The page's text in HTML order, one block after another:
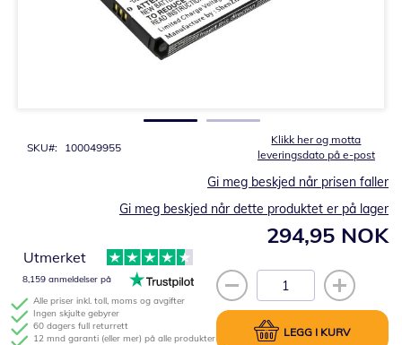
Klikk her og motta
leveringsdato på e-post
SKU 100049955
294,95 NOK
Gi meg beskjed når prisen faller
Gi meg beskjed når dette produktet er på lager
LEGG I KURV
Alle priser inkl. toll, moms og avgifter
Ingen skjulte gebyrer
60 dagers full returrett
12 mnd garanti (eller mer) på alle produkter
Utmerket
8,159 anmeldelser på